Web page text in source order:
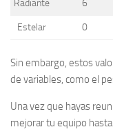
Radiante 6
Estelar 0
Sin embargo, estos
de variables, como el
Una vez que hayas
mejorar tu equipo